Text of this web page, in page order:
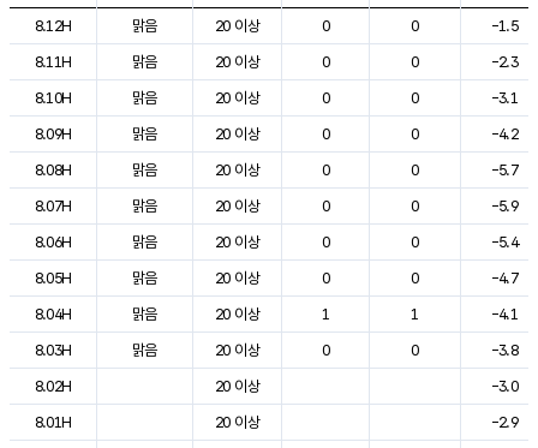
도시별 기상실황표로 지점, 날씨, 기온, 강수, 바람, 기압등을 안내한 표입
8.12H
맑음 20 이상 0 0
-1.5
8.11H
맑음 20 이상 0 0
-2.3
8.10H
맑음 20 이상 0 0
-3.1
8.09H
맑음 20 이상 0 0
-4.2
8.08H
맑음 20 이상 0 0
-5.7
8.07H
맑음 20 이상 0 0
-5.9
8.06H
맑음 20 이상 0 0
-5.4
8.05H
맑음 20 이상 0 0
-4.7
8.04H
맑음 20 이상 1 1
-4.1
8.03H
맑음 20 이상 0 0
-3.8
8.02H
20 이상
-3.0
8.01H
20 이상
-2.9